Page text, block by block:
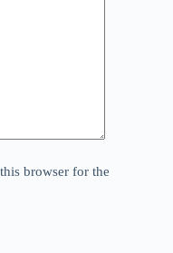
browser for the